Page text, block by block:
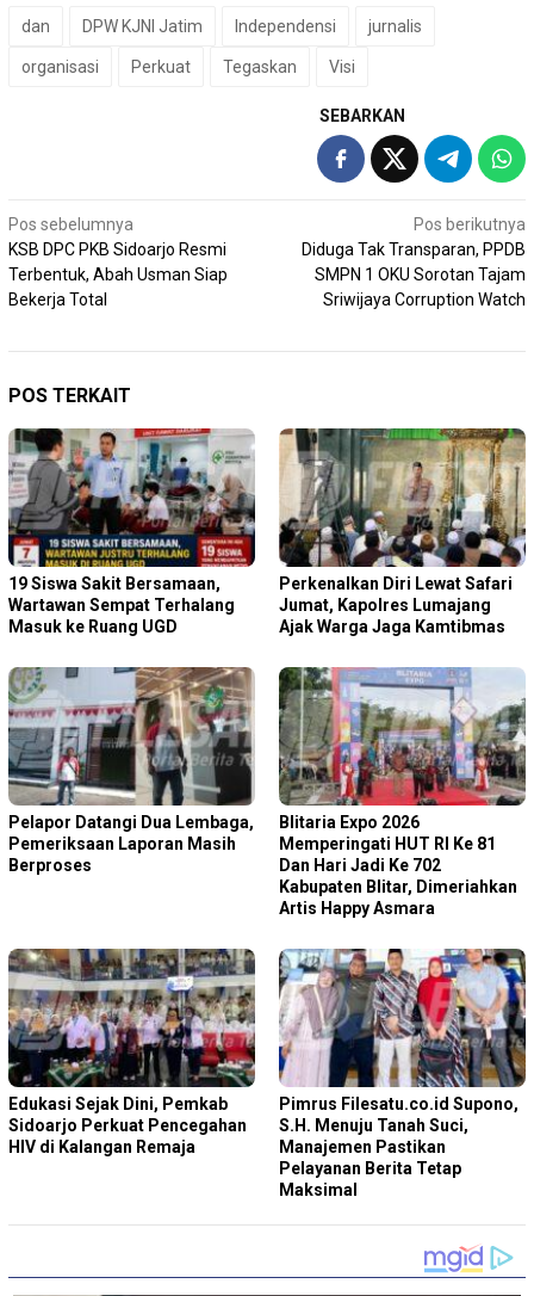
dan DPW KJNI Jatim Independensi jurnalis
organisasi Perkuat Tegaskan Visi
SEBARKAN
Navigasi
pos
Pos sebelumnya
KSB DPC PKB Sidoarjo Resmi
Terbentuk, Abah Usman Siap
Bekerja Total
Pos berikutnya
Diduga Tak Transparan, PPDB
SMPN 1 OKU Sorotan Tajam
Sriwijaya Corruption Watch
POS TERKAIT
19 Siswa Sakit Bersamaan,
Wartawan Sempat Terhalang
Masuk ke Ruang UGD
Perkenalkan Diri Lewat Safari
Jumat, Kapolres Lumajang
Ajak Warga Jaga Kamtibmas
Pelapor Datangi Dua Lembaga,
Pemeriksaan Laporan Masih
Berproses
Blitaria Expo 2026
Memperingati HUT RI Ke 81
Dan Hari Jadi Ke 702
Kabupaten Blitar, Dimeriahkan
Artis Happy Asmara
Edukasi Sejak Dini, Pemkab
Sidoarjo Perkuat Pencegahan
HIV di Kalangan Remaja
Pimrus Filesatu.co.id Supono,
S.H. Menuju Tanah Suci,
Manajemen Pastikan
Pelayanan Berita Tetap
Maksimal